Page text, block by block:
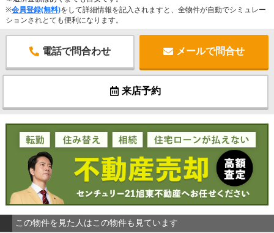
※会員登録(無料)をして詳細情報を記入されますと、全物件が自動でシミュレー
ションされとても便利になります。
電話で問合わせ メールで問合せ
来店予約
この物件を見た人はこの物件も見ています